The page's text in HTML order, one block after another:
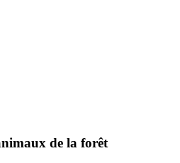
de la forêt